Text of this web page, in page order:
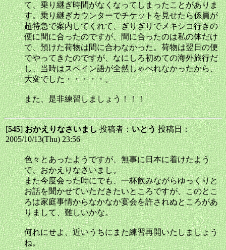
て、乗り継ぎ時間がなくなってしまったことがありま
す。乗り継ぎカウンターでチケットを見せたら係員が
超特急で案内してくれて、ぎりぎりでメキシコ行きの
便に間に合ったのですが、間に合ったのは私の体だけ
で、預けた荷物は間に合わなかった。荷物は翌日の便
でやってきたのですが、なにしろ初めての海外旅行だ
し、当時はスペイン語が全然しゃべれなかったから、
大変でした・・・・・。
また、是非練習しましょう！！！
[545]おかえりなさいまし投稿者：いとう投稿日：
2005/10/13(Thu) 23:56
色々とあったようですが、無事に日本に着けたよう
で、おかえりなさいまし。
また今度会った時にでも、一杯飲みながらゆっくりと
お話を聞かせていただきたいところですが、このとこ
ろは家庭事情からなかなか宴会を許されぬところがあ
りまして、難しいかな。
何れにせよ、近いうちにまた練習再開いたしましょう
ね。